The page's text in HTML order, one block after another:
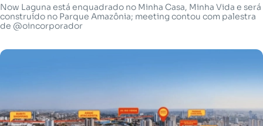
Now Laguna está enquadrado no Minha Casa, Minha Vida e será
construído no Parque Amazônia; meeting contou com palestra
de @oincorporador